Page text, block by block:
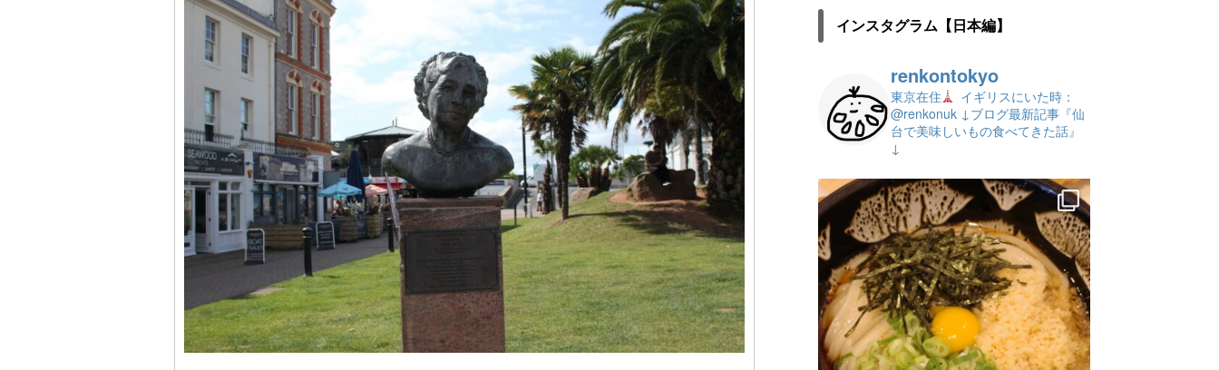
インスタグラム【日本編】
renkontokyo
東京在住
イギリスにいた時：
@renkonuk ↓ブログ最新記事『仙
台で美味しいもの食べてきた話』
↓